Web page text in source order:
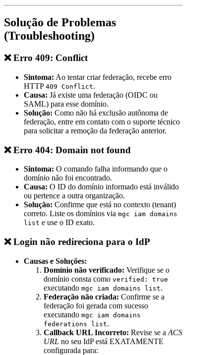
Solução de Problemas
(Troubleshooting)
❌ Erro 409: Conflict
Sintoma: Ao tentar criar federação, recebe erro
HTTP 409 Conflict.
Causa: Já existe uma federação (OIDC ou
SAML) para esse domínio.
Solução: Como não há exclusão autônoma de
federação, entre em contato com o suporte técnico
para solicitar a remoção da federação anterior.
❌ Erro 404: Domain not found
Sintoma: O comando falha informando que o
domínio não foi encontrado.
Causa: O ID do domínio informado está inválido
ou pertence a outra organização.
Solução: Confirme que está no contexto (tenant)
correto. Liste os domínios via mgc iam domains
list e use o ID exato.
❌ Login não redireciona para o IdP
Causas e Soluções:
Domínio não verificado: Verifique se o
domínio consta como verified: true
executando mgc iam domains list.
Federação não criada: Confirme se a
federação foi gerada com sucesso
executando mgc iam domains
federations list.
Callback URL Incorreto: Revise se a ACS
URL no seu IdP está EXATAMENTE
configurada para: